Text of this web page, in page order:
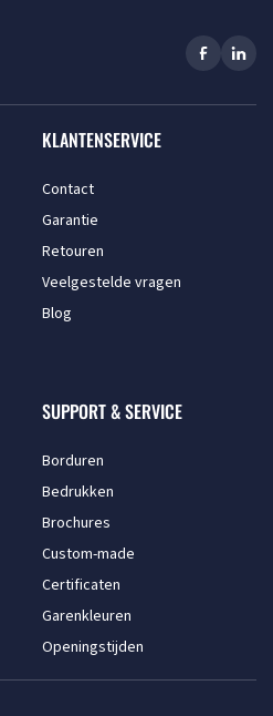
KLANTENSERVICE
Contact
Garantie
Retouren
Veelgestelde vragen
Blog
SUPPORT & SERVICE
Borduren
Bedrukken
Brochures
Custom-made
Certificaten
Garenkleuren
Openingstijden